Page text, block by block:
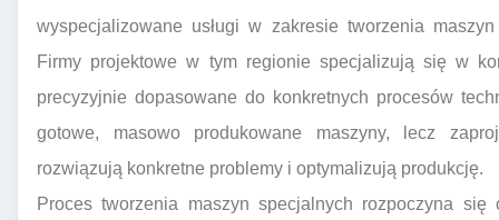
wyspecjalizowane usługi w zakresie tworzenia
Firmy projektowe w tym regionie specjalizują się w
precyzyjnie dopasowane do konkretnych procesów
gotowe, masowo produkowane maszyny, lecz
rozwiązują konkretne problemy i optymalizują produkcję.
Proces tworzenia maszyn specjalnych rozpoczyna się